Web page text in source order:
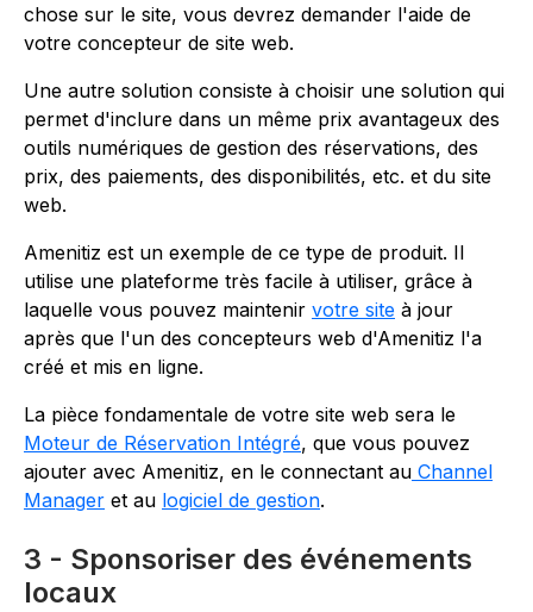
chose sur le site, vous devrez demander l'aide de
votre concepteur de site web.
Une autre solution consiste à choisir une solution qui
permet d'inclure dans un même prix avantageux des
outils numériques de gestion des réservations, des
prix, des paiements, des disponibilités, etc. et du site
web.
Amenitiz est un exemple de ce type de produit. Il
utilise une plateforme très facile à utiliser, grâce à
laquelle vous pouvez maintenir votre site à jour
après que l'un des concepteurs web d'Amenitiz l'a
créé et mis en ligne.
La pièce fondamentale de votre site web sera le
Moteur de Réservation Intégré, que vous pouvez
ajouter avec Amenitiz, en le connectant au Channel
Manager et au logiciel de gestion.
3 - Sponsoriser des événements
locaux